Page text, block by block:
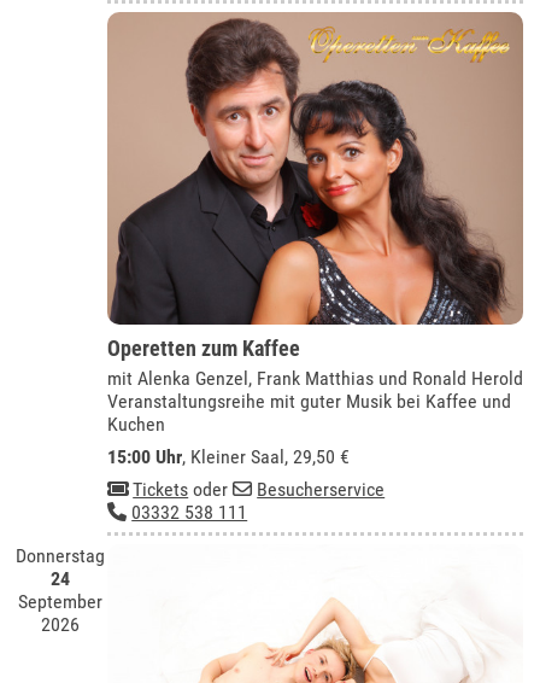
Operetten zum Kaffee
mit Alenka Genzel, Frank Matthias und Ronald Herold
Veranstaltungsreihe mit guter Musik bei Kaffee und
Kuchen
15:00 Uhr, Kleiner Saal, 29,50 €
Tickets oder
Besucherservice
03332 538 111
Donnerstag
24
September
2026